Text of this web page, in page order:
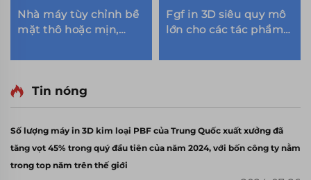
Nhà máy tùy chỉnh bề
mặt thô hoặc mịn,
vụ in 3D - Dịch vụ chế
kiện công nghiệp
Fgf in 3D siêu quy mô
lớn cho các tác phẩm
Tin nóng
Số lượng máy in 3D kim loại PBF của Trung Quốc xuất xưởng đã
tăng vọt 45% trong quý đầu tiên của năm 2024, với bốn công ty nằm
trong top năm trên thế giới